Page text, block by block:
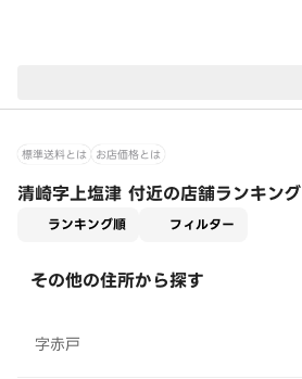
標準送料とは お店価格とは
清崎字上塩津 付近の店舗ランキング
ランキング順 フィルター
その他の住所から探す
字赤戸